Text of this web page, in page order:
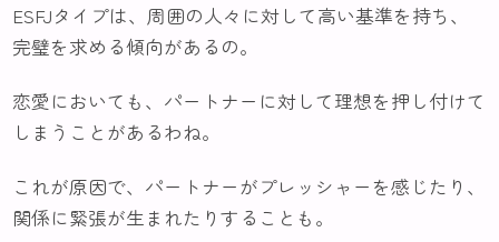
ESFJタイプは、周囲の人々に対して高い基準を持ち、
完璧を求める傾向があるの。
恋愛においても、パートナーに対して理想を押し付けて
しまうことがあるわね。
これが原因で、パートナーがプレッシャーを感じたり、
関係に緊張が生まれたりすることも。